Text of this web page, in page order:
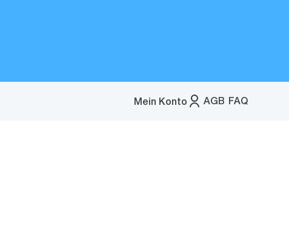
AGB FAQ
Mein Konto
Menü